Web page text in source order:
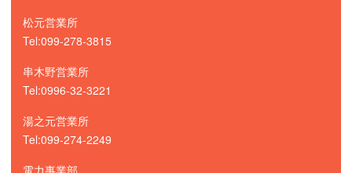
松元営業所
Tel:099-278-3815
串木野営業所
Tel:0996-32-3221
湯之元営業所
Tel:099-274-2249
電力事業部